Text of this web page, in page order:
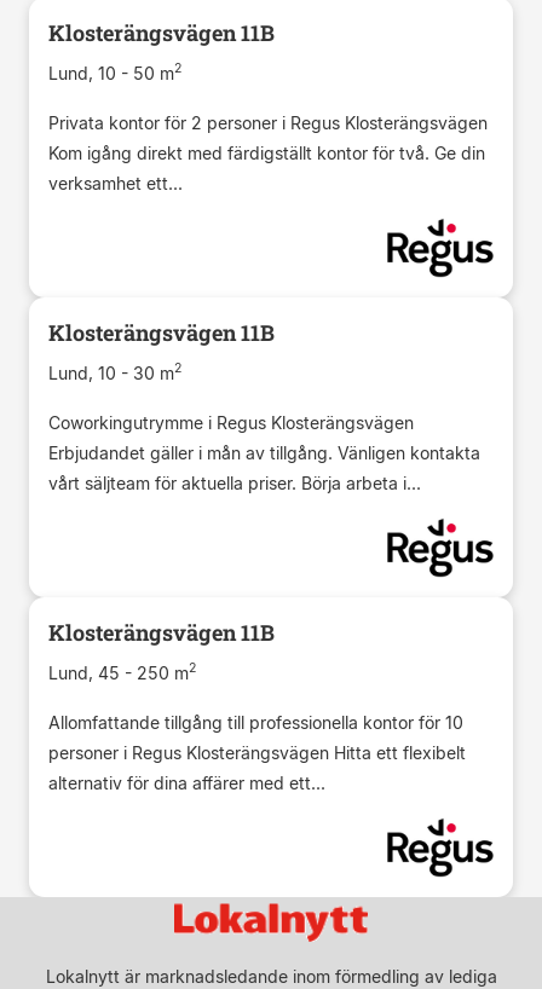
Klosterängsvägen 11B
Lund, 10 - 50 m2
Privata kontor för 2 personer i Regus Klosterängsvägen
Kom igång direkt med färdigställt kontor för två. Ge din
verksamhet ett...
Klosterängsvägen 11B
Lund, 10 - 30 m2
Coworkingutrymme i Regus Klosterängsvägen
Erbjudandet gäller i mån av tillgång. Vänligen kontakta
vårt säljteam för aktuella priser. Börja arbeta i...
Klosterängsvägen 11B
Lund, 45 - 250 m2
Allomfattande tillgång till professionella kontor för 10
personer i Regus Klosterängsvägen Hitta ett flexibelt
alternativ för dina affärer med ett...
Lokalnytt är marknadsledande inom förmedling av lediga